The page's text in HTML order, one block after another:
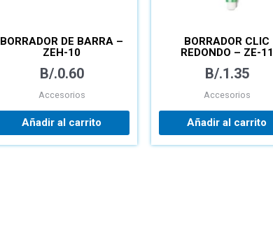
BORRADOR DE BARRA –
ZEH-10
B/.0.60
Accesorios
Añadir al carrito
BORRADOR CLIC
REDONDO – ZE-11
B/.1.35
Accesorios
Añadir al carrito